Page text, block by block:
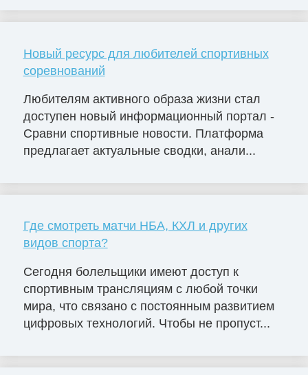
Новый ресурс для любителей спортивных
соревнований
Любителям активного образа жизни стал
доступен новый информационный портал -
Сравни спортивные новости. Платформа
предлагает актуальные сводки, анали...
Где смотреть матчи НБА, КХЛ и других
видов спорта?
Сегодня болельщики имеют доступ к
спортивным трансляциям с любой точки
мира, что связано с постоянным развитием
цифровых технологий. Чтобы не пропуст...